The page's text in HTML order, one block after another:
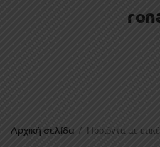
Αρχική σελίδα / Προϊόντα με